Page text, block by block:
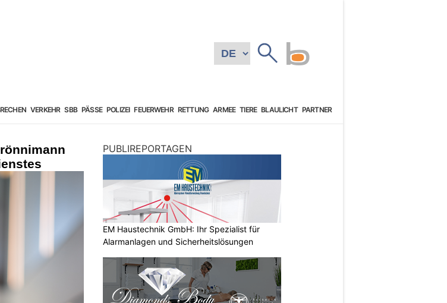
VERKEHR SBB PÄSSE POLIZEI FEUERWEHR RETTUNG ARMEE TIERE BLAULICHT PARTNER
PUBLIREPORTAGEN
EM Haustechnik GmbH: Ihr Spezialist für
Alarmanlagen und Sicherheitslösungen